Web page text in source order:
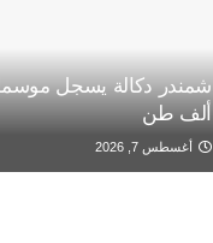
ألف طن
أغسطس 7, 2026